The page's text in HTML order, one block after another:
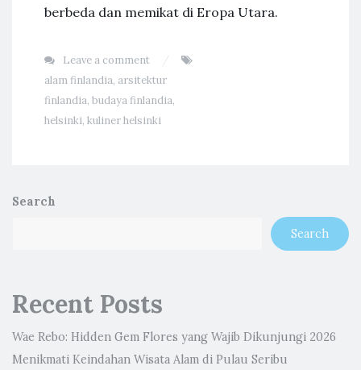
berbeda dan memikat di Eropa Utara.
Leave a comment
alam finlandia, arsitektur
finlandia, budaya finlandia,
helsinki, kuliner helsinki
Search
Search
Recent Posts
Wae Rebo: Hidden Gem Flores yang Wajib Dikunjungi 2026
Menikmati Keindahan Wisata Alam di Pulau Seribu